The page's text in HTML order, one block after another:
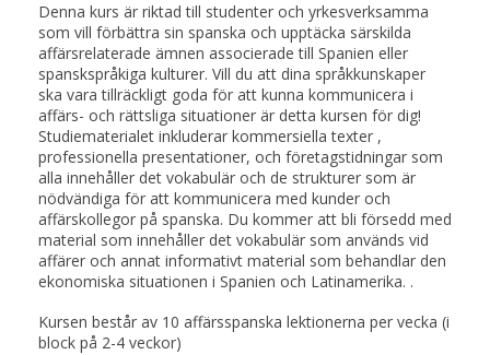
Denna kurs är riktad till studenter och yrkesverksamma
som vill förbättra sin spanska och upptäcka särskilda
affärsrelaterade ämnen associerade till Spanien eller
spanskspråkiga kulturer. Vill du att dina språkkunskaper
ska vara tillräckligt goda för att kunna kommunicera i
affärs- och rättsliga situationer är detta kursen för dig!
Studiematerialet inkluderar kommersiella texter ,
professionella presentationer, och företagstidningar som
alla innehåller det vokabulär och de strukturer som är
nödvändiga för att kommunicera med kunder och
affärskollegor på spanska. Du kommer att bli försedd med
material som innehåller det vokabulär som används vid
affärer och annat informativt material som behandlar den
ekonomiska situationen i Spanien och Latinamerika. .
Kursen består av 10 affärsspanska lektionerna per vecka (i
block på 2-4 veckor)